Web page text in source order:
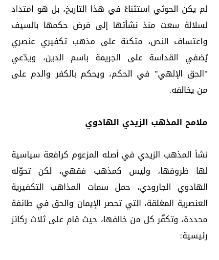
لم يكن الحوثي استثناءً في هذا التاريخ، بل هو امتداد
لسلالة سعت منذ نشأتها إلى فرض حكمها بالسيف
واعتساف النص، متكئة على مذهب تكفيري عنصري
يُضفي القداسة على الجريمة باسم الدين، ويدّعي
"الحق الإلهي" في الحكم، ويحكم بالكفر والدم على
من يخالفه.
ملامح المذهب الزيدي الهادوي
نشأ المذهب الزيدي في أصله المزعوم كرافعة سياسية
لها ظروفها، وليس كمذهب فقهي، لكن تحوّله
الهادوي الجارودي، حمل سمات المذاهب التكفيرية
العنصرية المغلقة، التي تحصر الإيمان والحق في طائفة
محددة، وتكفّر كل من خالفها، حيث قام على ثلاث ركائز
رئيسية: